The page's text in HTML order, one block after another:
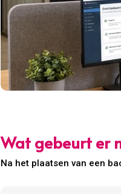
Wat gebeurt er
Na het plaatsen van een